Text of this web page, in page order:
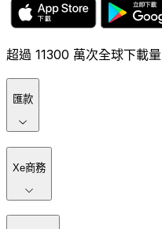
超過 11300 萬次全球下載量
匯款
Xe商務